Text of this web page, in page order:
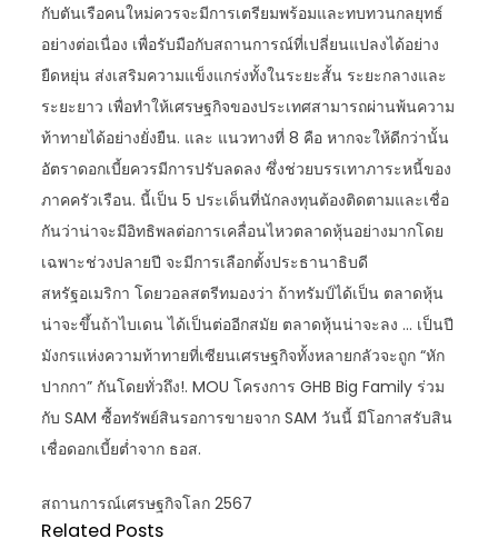
กับตันเรือคนใหม่ควรจะมีการเตรียมพร้อมและทบทวนกลยุทธ์
อย่างต่อเนื่อง เพื่อรับมือกับสถานการณ์ที่เปลี่ยนแปลงได้อย่าง
ยืดหยุ่น ส่งเสริมความแข็งแกร่งทั้งในระยะสั้น ระยะกลางและ
ระยะยาว เพื่อทำให้เศรษฐกิจของประเทศสามารถผ่านพ้นความ
ท้าทายได้อย่างยั่งยืน. และ แนวทางที่ 8 คือ หากจะให้ดีกว่านั้น
อัตราดอกเบี้ยควรมีการปรับลดลง ซึ่งช่วยบรรเทาภาระหนี้ของ
ภาคครัวเรือน. นี้เป็น 5 ประเด็นที่นักลงทุนต้องติดตามและเชื่อ
กันว่าน่าจะมีอิทธิพลต่อการเคลื่อนไหวตลาดหุ้นอย่างมากโดย
เฉพาะช่วงปลายปี จะมีการเลือกตั้งประธานาธิบดี
สหรัฐอเมริกา โดยวอลสตรีทมองว่า ถ้าทรัมป์ได้เป็น ตลาดหุ้น
น่าจะขึ้นถ้าไบเดน ได้เป็นต่ออีกสมัย ตลาดหุ้นน่าจะลง … เป็นปี
มังกรแห่งความท้าทายที่เซียนเศรษฐกิจทั้งหลายกลัวจะถูก “หัก
ปากกา” กันโดยทั่วถึง!. MOU โครงการ GHB Big Family ร่วม
กับ SAM ซื้อทรัพย์สินรอการขายจาก SAM วันนี้ มีโอกาสรับสิน
เชื่อดอกเบี้ยต่ำจาก ธอส.
สถานการณ์เศรษฐกิจโลก 2567
Related Posts